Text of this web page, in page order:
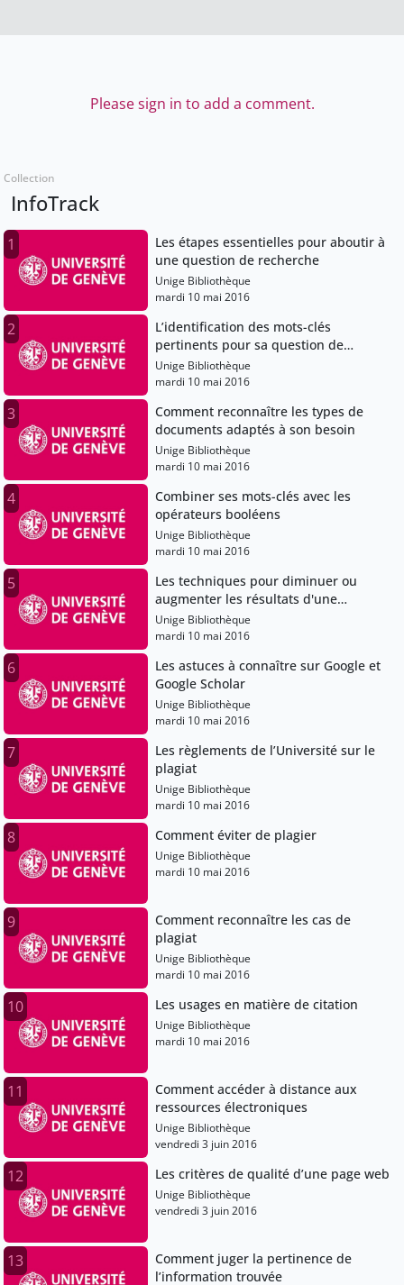
Please sign in to add a comment.
Collection
InfoTrack
1
Les étapes essentielles pour aboutir à
une question de recherche
Unige Bibliothèque
mardi 10 mai 2016
2
L’identification des mots-clés
pertinents pour sa question de
recherche
Unige Bibliothèque
mardi 10 mai 2016
3
Comment reconnaître les types de
documents adaptés à son besoin
Unige Bibliothèque
mardi 10 mai 2016
4
Combiner ses mots-clés avec les
opérateurs booléens
Unige Bibliothèque
mardi 10 mai 2016
5
Les techniques pour diminuer ou
augmenter les résultats d'une
recherche documentaire
Unige Bibliothèque
mardi 10 mai 2016
6
Les astuces à connaître sur Google et
Google Scholar
Unige Bibliothèque
mardi 10 mai 2016
7
Les règlements de l’Université sur le
plagiat
Unige Bibliothèque
mardi 10 mai 2016
8 Comment éviter de plagier
Unige Bibliothèque
mardi 10 mai 2016
9
Comment reconnaître les cas de
plagiat
Unige Bibliothèque
mardi 10 mai 2016
10 Les usages en matière de citation
Unige Bibliothèque
mardi 10 mai 2016
11
Comment accéder à distance aux
ressources électroniques
Unige Bibliothèque
vendredi 3 juin 2016
12 Les critères de qualité d’une page web
Unige Bibliothèque
vendredi 3 juin 2016
13
Comment juger la pertinence de
l’information trouvée